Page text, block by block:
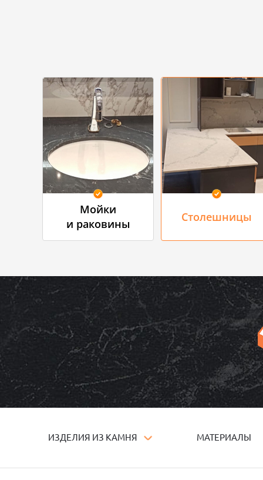
Мойки
и раковины
Столешницы
ИЗДЕЛИЯ ИЗ КАМНЯ МАТЕРИАЛЫ